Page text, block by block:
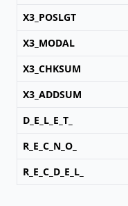
X3_POSLGT
X3_MODAL
X3_CHKSUM
X3_ADDSUM
D_E_L_E_T_
R_E_C_N_O_
R_E_C_D_E_L_